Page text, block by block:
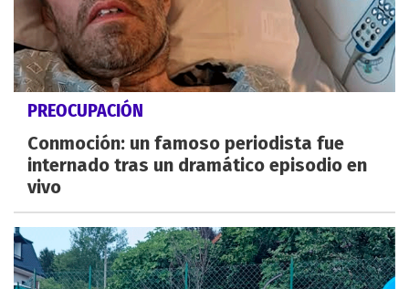
PREOCUPACIÓN
Conmoción: un famoso periodista fue
internado tras un dramático episodio en
vivo